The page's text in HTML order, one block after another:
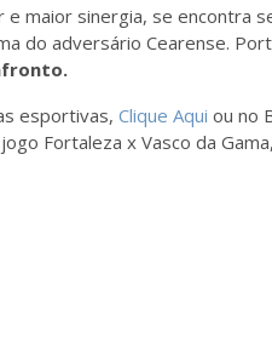
maior sinergia, se encontra
do adversário Cearense.
esportivas, Clique Aqui ou no
Fortaleza x Vasco da